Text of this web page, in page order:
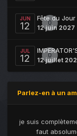
JUN
12 0
Fête du
12 juin 2027
JUL
12 0
12 juillet
Parlez-en à un
je suis
faut